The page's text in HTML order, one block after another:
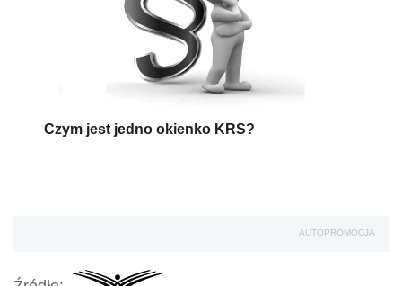
Czym jest jedno okienko KRS?
AUTOPROMOCJA